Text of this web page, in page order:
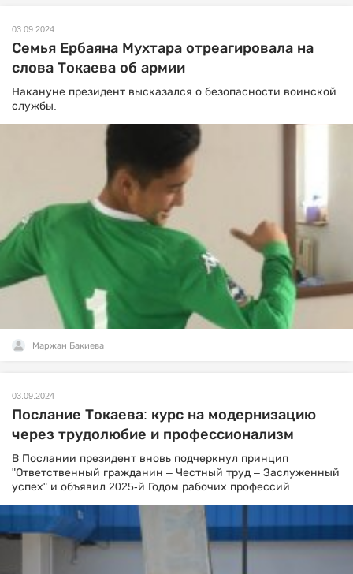
03.09.2024
Семья Ербаяна Мухтара отреагировала на
слова Токаева об армии
Накануне президент высказался о безопасности воинской
службы.
Маржан Бакиева
03.09.2024
Послание Токаева: курс на модернизацию
через трудолюбие и профессионализм
В Послании президент вновь подчеркнул принцип
"Ответственный гражданин – Честный труд – Заслуженный
успех" и объявил 2025-й Годом рабочих профессий.